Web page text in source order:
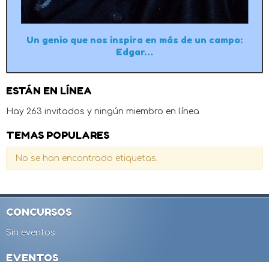
Un genio que nos inspira en más de un campo:
Edgar…
ESTÁN EN LÍNEA
Hay 263 invitados y ningún miembro en línea
TEMAS POPULARES
No se han encontrado etiquetas.
CONCURSOS
Sin eventos
EVENTOS